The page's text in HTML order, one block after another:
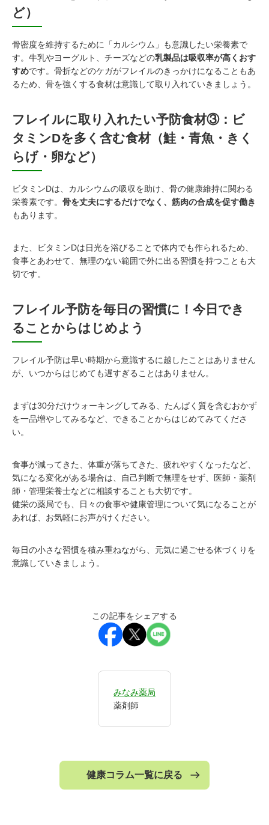
ど）
骨密度を維持するために「カルシウム」も意識したい栄養素で
す。牛乳やヨーグルト、チーズなどの乳製品は吸収率が高くおす
すめです。骨折などのケガがフレイルのきっかけになることもあ
るため、骨を強くする食材は意識して取り入れていきましょう。
フレイルに取り入れたい予防食材③：ビ
タミンDを多く含む食材（鮭・青魚・きく
らげ・卵など）
ビタミンDは、カルシウムの吸収を助け、骨の健康維持に関わる
栄養素です。 骨を丈夫にするだけでなく、筋肉の合成を促す働き
もあります。
また、ビタミンDは日光を浴びることで体内でも作られるため、
食事とあわせて、無理のない範囲で外に出る習慣を持つことも大
切です。
フレイル予防を毎日の習慣に！今日でき
ることからはじめよう
フレイル予防は早い時期から意識するに越したことはありません
が、いつからはじめても遅すぎることはありません。
まずは30分だけウォーキングしてみる、たんぱく質を含むおかず
を一品増やしてみるなど、できることからはじめてみてくださ
い。
食事が減ってきた、体重が落ちてきた、疲れやすくなったなど、
気になる変化がある場合は、自己判断で無理をせず、医師・薬剤
師・管理栄養士などに相談することも大切です。
健栄の薬局でも、日々の食事や健康管理について気になることが
あれば、お気軽にお声がけください。
毎日の小さな習慣を積み重ねながら、元気に過ごせる体づくりを
意識していきましょう。
この記事をシェアする
みなみ薬局
薬剤師
健康コラム一覧に戻る